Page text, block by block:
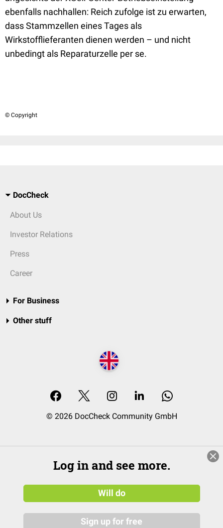
ebenfalls nachhallen: Reich zufolge ist zu erwarten,
dass Stammzellen eines Tages als
Wirkstofflieferanten dienen werden – und nicht
unbedingt als Reparaturzelle per se.
© Copyright
DocCheck
About Us
Investor Relations
Press
Career
For Business
Other stuff
© 2026 DocCheck Community GmbH
Log in and see more.
Will do
Sign up for free